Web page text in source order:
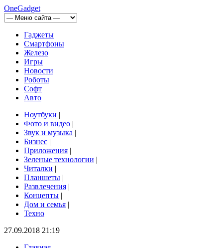
OneGadget
Гаджеты
Смартфоны
Железо
Игры
Новости
Роботы
Софт
Авто
Ноутбуки |
Фото и видео |
Звук и музыка |
Бизнес |
Приложения |
Зеленые технологии |
Читалки |
Планшеты |
Развлечения |
Концепты |
Дом и семья |
Техно
27.09.2018 21:19